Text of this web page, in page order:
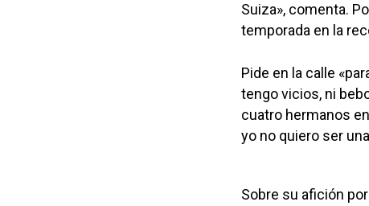
Suiza», comenta.
temporada en la
Pide en la calle
tengo vicios, ni
cuatro hermanos
yo no quiero ser
Sobre su afición